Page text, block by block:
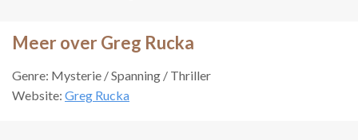
Meer over Greg Rucka
Genre: Mysterie / Spanning / Thriller
Website: Greg Rucka